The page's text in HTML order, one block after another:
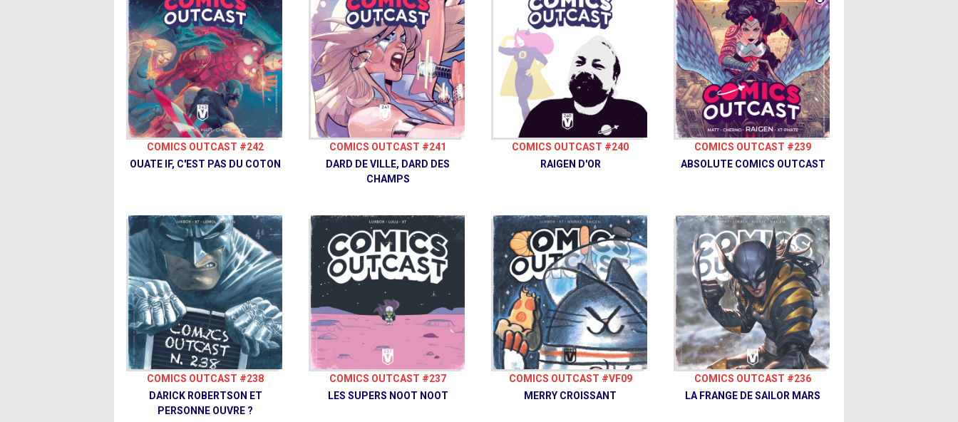
COMICS OUTCAST #242
OUATE IF, C'EST PAS DU COTON
COMICS OUTCAST #241
DARD DE VILLE, DARD DES
CHAMPS
COMICS OUTCAST #240
RAIGEN D'OR
COMICS OUTCAST #239
ABSOLUTE COMICS OUTCAST
COMICS OUTCAST #238
DARICK ROBERTSON ET
PERSONNE OUVRE ?
COMICS OUTCAST #237
LES SUPERS NOOT NOOT
COMICS OUTCAST #VF09
MERRY CROISSANT
COMICS OUTCAST #236
LA FRANGE DE SAILOR MARS